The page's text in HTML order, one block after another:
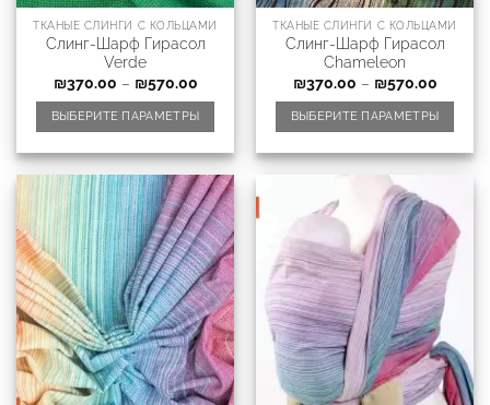
ТКАНЫЕ СЛИНГИ С КОЛЬЦАМИ
Слинг-Шарф Гирасол
Verde
₪370.00 – ₪570.00
ВЫБЕРИТЕ ПАРАМЕТРЫ
ТКАНЫЕ СЛИНГИ С КОЛЬЦАМИ
Слинг-Шарф Гирасол
Chameleon
₪370.00 – ₪570.00
ВЫБЕРИТЕ ПАРАМЕТРЫ